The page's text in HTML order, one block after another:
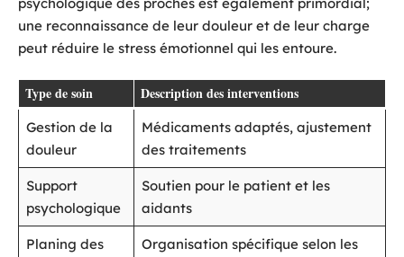
une reconnaissance de leur douleur et de leur charge
peut réduire le stress émotionnel qui les entoure.
Type de soin Description des interventions
Gestion de la
douleur
Médicaments adaptés, ajustement
des traitements
Support
psychologique
Soutien pour le patient et les
aidants
Planing des
Organisation spécifique selon les